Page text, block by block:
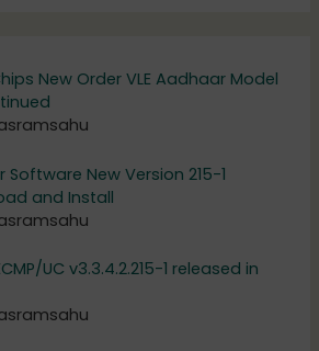
New Order VLE Aadhaar Model
Software New Version 215-1
and Install
UC v3.3.4.2.215-1 released in